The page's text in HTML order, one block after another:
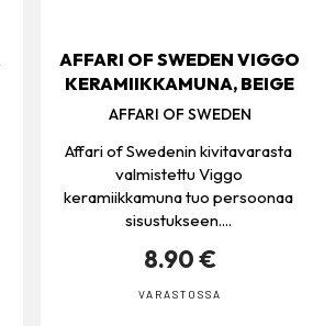
AFFARI OF SWEDEN VIGGO
KERAMIIKKAMUNA, BEIGE
AFFARI OF SWEDEN
Affari of Swedenin kivitavarasta
valmistettu Viggo
keramiikkamuna tuo persoonaa
sisustukseen....
8.90 €
VARASTOSSA